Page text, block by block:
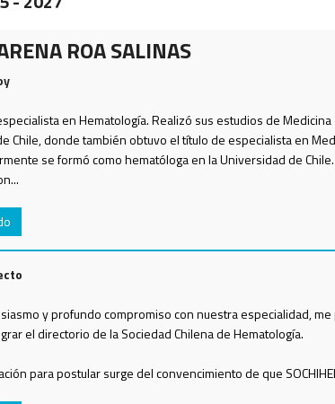
ROA SALINAS
en Hematología. Realizó sus estudios de
Chile, donde también obtuvo el título de especialista en
se formó como hematóloga en la Universidad de
y profundo compromiso con nuestra especialidad,
el directorio de la Sociedad Chilena de Hematología.
para postular surge del convencimiento de que